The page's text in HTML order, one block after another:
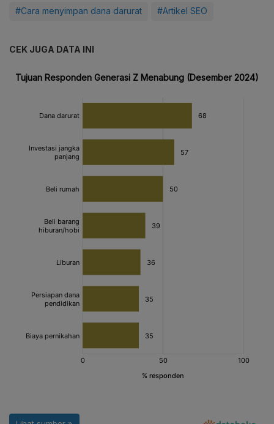
#Cara menyimpan dana darurat #Artikel SEO
CEK JUGA DATA INI